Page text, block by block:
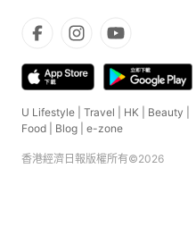
U Lifestyle Travel HK Beauty
Food
Blog e-zone
香港經濟日報版權所有©2026